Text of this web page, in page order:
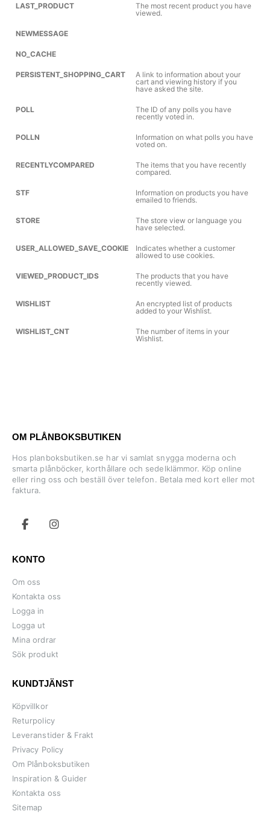
LAST_PRODUCT
The most recent product you have
viewed.
NEWMESSAGE
NO_CACHE
PERSISTENT_SHOPPING_CART
A link to information about your
cart and viewing history if you
have asked the site.
POLL
The ID of any polls you have
recently voted in.
POLLN
Information on what polls you have
voted on.
RECENTLYCOMPARED
The items that you have recently
compared.
STF
Information on products you have
emailed to friends.
STORE
The store view or language you
have selected.
USER_ALLOWED_SAVE_COOKIE
Indicates whether a customer
allowed to use cookies.
VIEWED_PRODUCT_IDS
The products that you have
recently viewed.
WISHLIST
An encrypted list of products
added to your Wishlist.
WISHLIST_CNT
The number of items in your
Wishlist.
OM PLÅNBOKSBUTIKEN
Hos planboksbutiken.se har vi samlat snygga moderna och
smarta plånböcker, korthållare och sedelklämmor. Köp online
eller ring oss och beställ över telefon. Betala med kort eller mot
faktura.
KONTO
Om oss
Kontakta oss
Logga in
Logga ut
Mina ordrar
Sök produkt
KUNDTJÄNST
Köpvillkor
Returpolicy
Leveranstider & Frakt
Privacy Policy
Om Plånboksbutiken
Inspiration & Guider
Kontakta oss
Sitemap